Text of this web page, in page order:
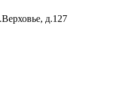
д.127